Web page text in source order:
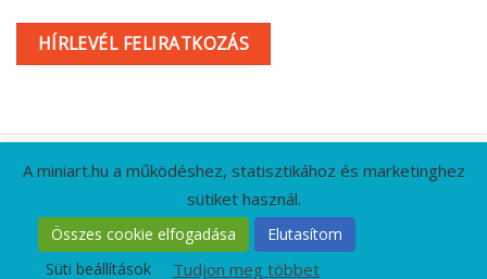
HÍRLEVÉL FELIRATKOZÁS
KAPCSOLAT GYIK CÉGADATOK
ÁSZF
ADATVÉDELMI IRÁNYELVEK
RÓLUNK
Minden jog fenntartva 2026 ©
A miniart.hu a működéshez, statisztikához és marketinghez
sütiket használ.
Összes cookie elfogadása
Elutasítom
Süti beállítások
Tudjon meg többet